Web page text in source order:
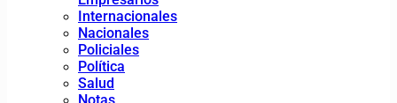
Internacionales
Nacionales
Policiales
Política
Salud